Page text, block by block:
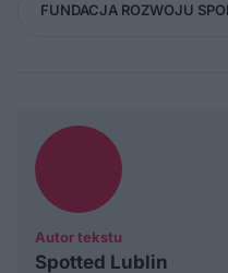
FUNDACJA ROZWOJU
Autor tekstu
Spotted Lublin